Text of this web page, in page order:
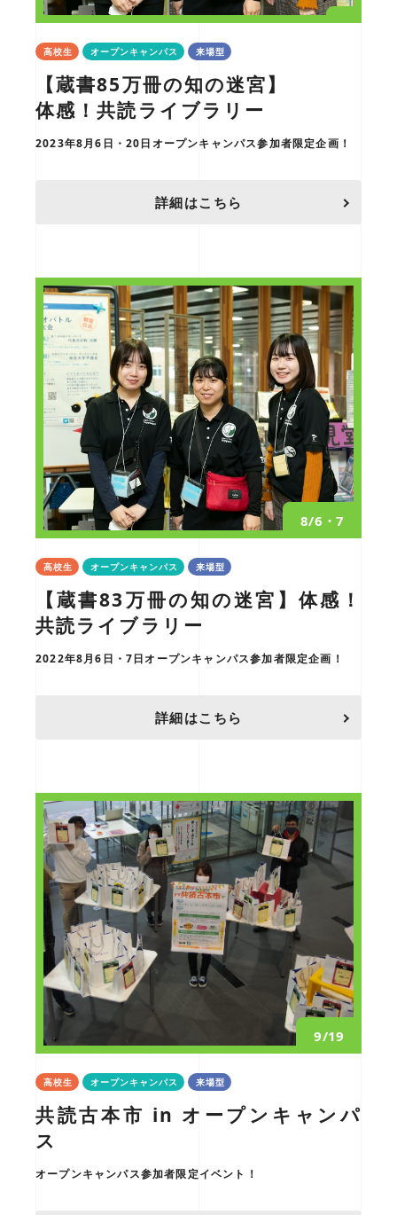
高校生 オープンキャンパス 来場型
【蔵書85万冊の知の迷宮】
体感！共読ライブラリー
2023年8月6日・20日オープンキャンパス参加者限定企画！
詳細はこちら
8/6・7
高校生 オープンキャンパス 来場型
【蔵書83万冊の知の迷宮】体感！
共読ライブラリー
2022年8月6日・7日オープンキャンパス参加者限定企画！
詳細はこちら
9/19
高校生 オープンキャンパス 来場型
共読古本市 in オープンキャンパ
ス
オープンキャンパス参加者限定イベント！